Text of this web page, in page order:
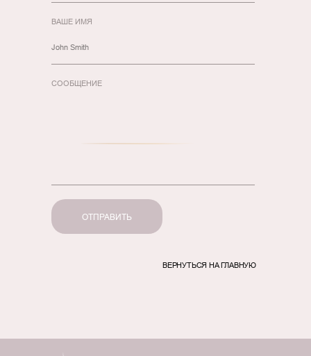
ВЕРНУТЬСЯ НА ГЛАВНУЮ
ВАШЕ ИМЯ
СООБЩЕНИЕ
ОТПРАВИТЬ